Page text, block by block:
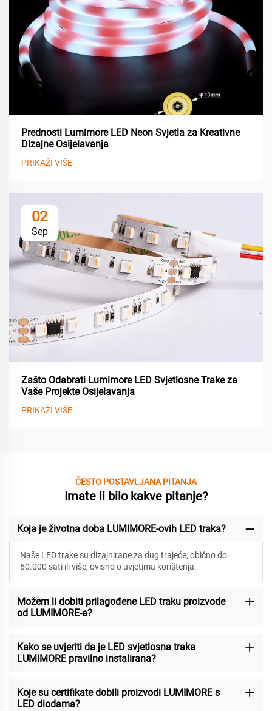
Prednosti Lumimore LED Neon Svjetla za Kreativne
Dizajne Osijelavanja
PRIKAŽI VIŠE
02
Sep
Zašto Odabrati Lumimore LED Svjetlosne Trake za
Vaše Projekte Osijelavanja
PRIKAŽI VIŠE
ČESTO POSTAVLJANA PITANJA
Imate li bilo kakve pitanje?
Koja je životna doba LUMIMORE-ovih LED traka?
Naše LED trake su dizajnirane za dug trajeće, obično do
50.000 sati ili više, ovisno o uvjetima korištenja.
Možem li dobiti prilagođene LED traku proizvode
od LUMIMORE-a?
Kako se uvjeriti da je LED svjetlosna traka
LUMIMORE pravilno instalirana?
Koje su certifikate dobili proizvodi LUMIMORE s
LED diodama?